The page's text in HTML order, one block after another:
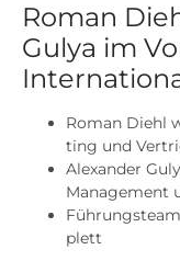
Roman
Gulya im
Roman Diehl
ting und
Alex­an­der
Manage­ment
plett